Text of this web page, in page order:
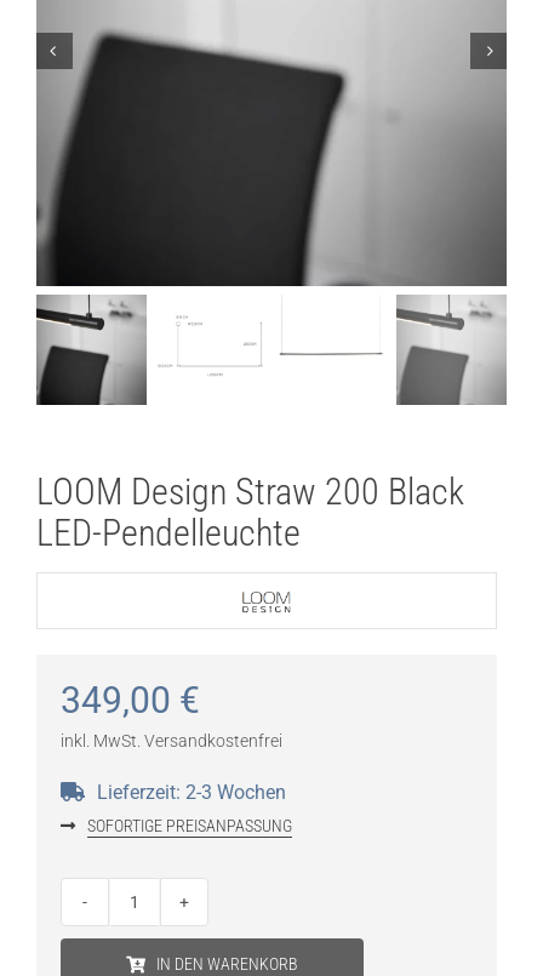
Lichtplanung
Referenzen
Marken
LOOM Design Straw 200 Black
LED-Pendelleuchte
349,00 €
inkl. MwSt. Versandkostenfrei
Lieferzeit: 2-3 Wochen
SOFORTIGE PREISANPASSUNG
IN DEN WARENKORB